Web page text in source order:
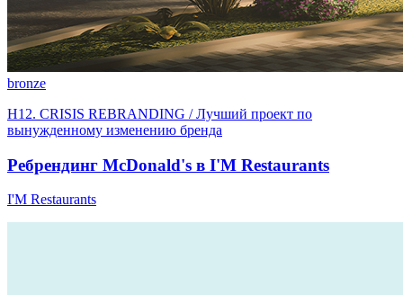
bronze
H12. CRISIS REBRANDING / Лучший проект по
вынужденному изменению бренда
Ребрендинг McDonald's в I'M Restaurants
I'M Restaurants